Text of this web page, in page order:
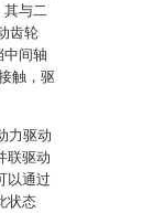
其与二
齿轮
中间轴
触，驱
力驱动
联驱动
以通过
状态